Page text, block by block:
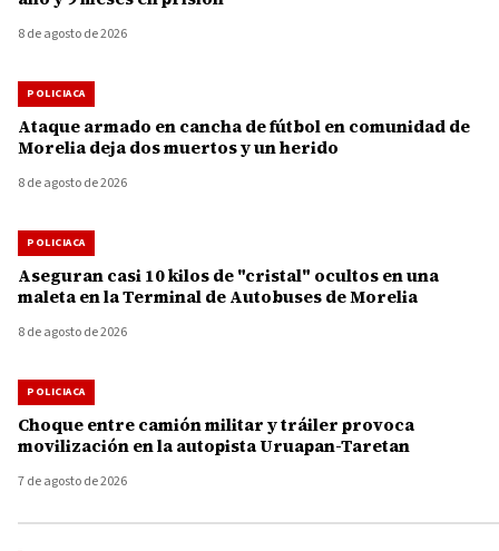
8 de agosto de 2026
POLICIACA
Ataque armado en cancha de fútbol en comunidad de
Morelia deja dos muertos y un herido
8 de agosto de 2026
POLICIACA
Aseguran casi 10 kilos de "cristal" ocultos en una
maleta en la Terminal de Autobuses de Morelia
8 de agosto de 2026
POLICIACA
Choque entre camión militar y tráiler provoca
movilización en la autopista Uruapan-Taretan
7 de agosto de 2026